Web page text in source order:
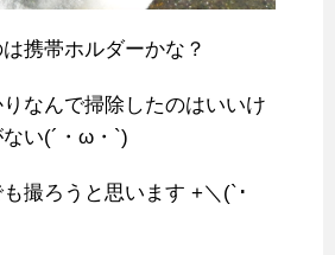
携帯ホルダーかな？
なんで掃除したのはいいけ
い(´・ω・`)
撮ろうと思います +＼(`･